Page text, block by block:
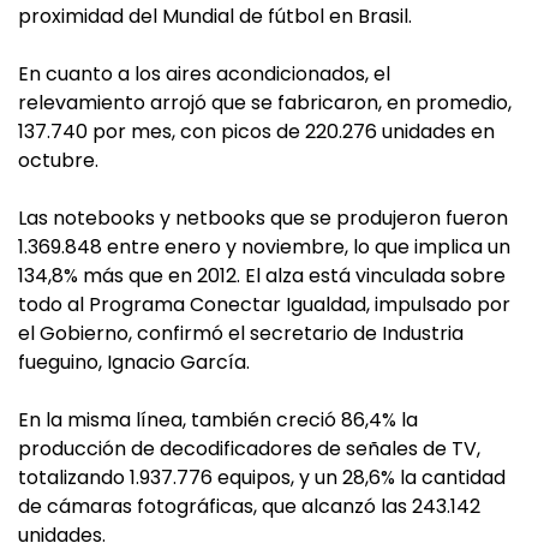
proximidad del Mundial de fútbol en Brasil.
En cuanto a los aires acondicionados, el
relevamiento arrojó que se fabricaron, en promedio,
137.740 por mes, con picos de 220.276 unidades en
octubre.
Las notebooks y netbooks que se produjeron fueron
1.369.848 entre enero y noviembre, lo que implica un
134,8% más que en 2012. El alza está vinculada sobre
todo al Programa Conectar Igualdad, impulsado por
el Gobierno, confirmó el secretario de Industria
fueguino, Ignacio García.
En la misma línea, también creció 86,4% la
producción de decodificadores de señales de TV,
totalizando 1.937.776 equipos, y un 28,6% la cantidad
de cámaras fotográficas, que alcanzó las 243.142
unidades.